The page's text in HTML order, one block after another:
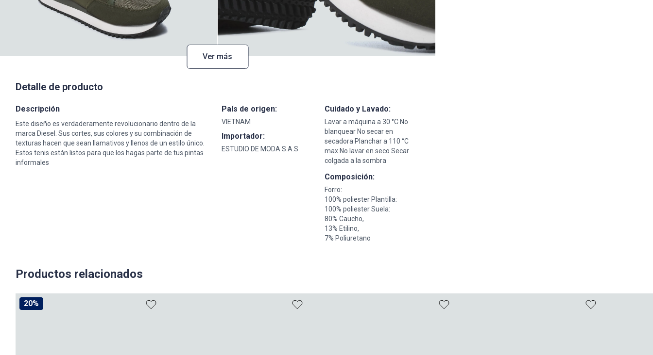
Ver más
Detalle de producto
Descripción
Este diseño es verdaderamente revolucionario dentro de la
marca Diesel. Sus cortes, sus colores y su combinación de
texturas hacen que sean llamativos y llenos de un estilo único.
Estos tenis están listos para que los hagas parte de tus pintas
informales
País de origen:
VIETNAM
Importador:
ESTUDIO DE MODA S.A.S
Cuidado y Lavado:
Lavar a máquina a 30 °C No
blanquear No secar en
secadora Planchar a 110 °C
max No lavar en seco Secar
colgada a la sombra
Composición:
Forro:
100% poliester Plantilla:
100% poliester Suela:
80% Caucho,
13% Etilino,
7% Poliuretano
Productos relacionados
20%